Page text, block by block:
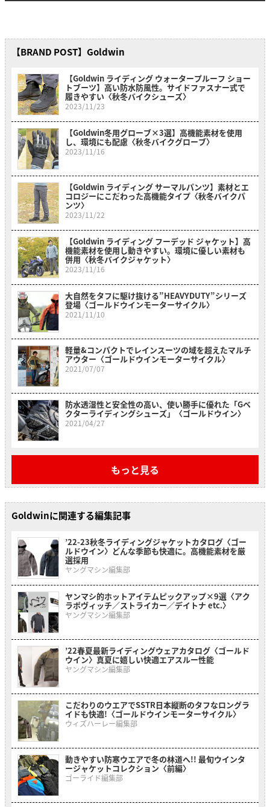
【BRAND POST】Goldwin
【Goldwin ライディング ウォータープルーフ ショー
トブーツ】高い防水防風性。サイドファスナー式で
履きやすい〈秋冬バイクシューズ〉
2023/11/23
【Goldwin冬用グローブ×3選】高機能素材を使用
し、環境にも配慮〈秋冬バイクグローブ〉
2023/11/16
【Goldwin ライディング サーマルパンツ】素材とエ
コロジーにこだわった高機能タイプ〈秋冬バイクパ
ンツ〉
2023/11/22
【Goldwin ライディング フーデッド ジャケット】高
機能素材を使用し動きやすい。環境に優しい素材も
併用〈秋冬バイクジャケット〉
2023/11/16
大自然をタフに駆け抜ける”HEAVYDUTY”シリーズ
登場〈ゴールドウインモーターサイクル〉
2021/11/10
軽量&コンパクトでレインスーツの域を超えたマルチ
アウター〈ゴールドウインモーターサイクル〉
2021/07/07
防水透湿性と安全性の高い、使い勝手に優れた「Gベ
クターライディングシューズ」〈ゴールドウイン〉
2021/04/27
もっと見る
Goldwinに関連する編集記事
’22-23秋冬ライディングジャケットカタログ〈ゴー
ルドウイン〉どんな季節も快適に。高機能素材を厳
選採用
ヤングマシン編集部
ヤンマシ的ホットアイテムピックアップ×9選〈アク
ラポヴィッチ／ストライカー／デイトナ etc.〉
ヤングマシン編集部
’22春夏最新ライディングウェアカタログ〈ゴールド
ウイン〉真夏に嬉しい快適エアスルー性能
ヤングマシン編集部
こだわりのウエアでSSTR日本縦断のタフなロングラ
イドも快適!〈ゴールドウインモーターサイクル〉
ウィズハーレー編集部
動きやすい防寒ウエアで冬の林道へ!! 最旬ウインタ
ージャケットコレクション〈前編〉
ゴーライド編集部